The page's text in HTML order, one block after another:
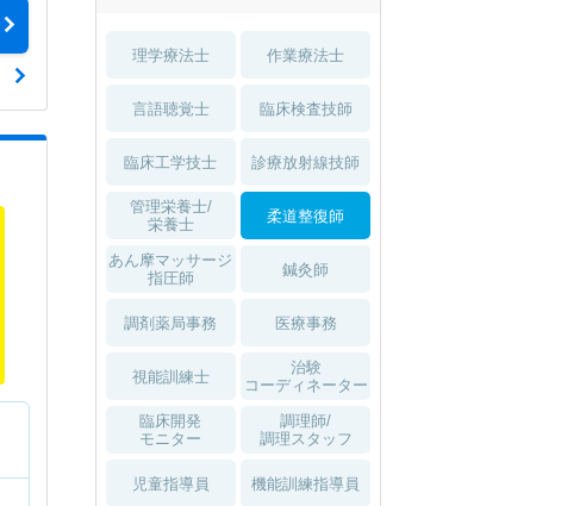
理学療法士 作業療法士
言語聴覚士 臨床検査技師
臨床工学技士 診療放射線技師
管理栄養士/
栄養士
柔道整復師
あん摩マッサージ
指圧師
鍼灸師
調剤薬局事務 医療事務
視能訓練士
治験
コーディネーター
臨床開発
モニター
調理師/
調理スタッフ
児童指導員 機能訓練指導員